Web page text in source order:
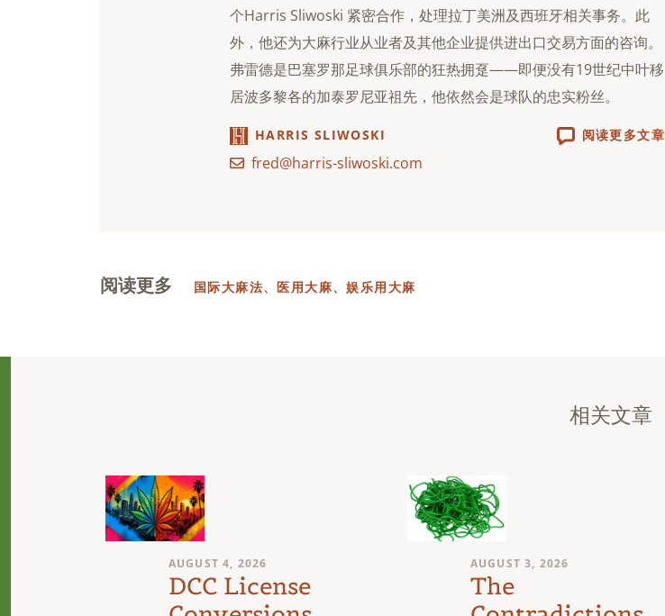
个Harris Sliwoski 紧密合作，处理拉丁美洲及西班牙相关事务。此
外，他还为大麻行业从业者及其他企业提供进出口交易方面的咨询。
弗雷德是巴塞罗那足球俱乐部的狂热拥趸——即便没有19世纪中叶移
居波多黎各的加泰罗尼亚祖先，他依然会是球队的忠实粉丝。
HARRIS SLIWOSKI 阅读更多文章
fred@harris-sliwoski.com
阅读更多 国际大麻法、医用大麻、娱乐用大麻
相关文章
AUGUST 4, 2026
DCC License
AUGUST 3, 2026
The